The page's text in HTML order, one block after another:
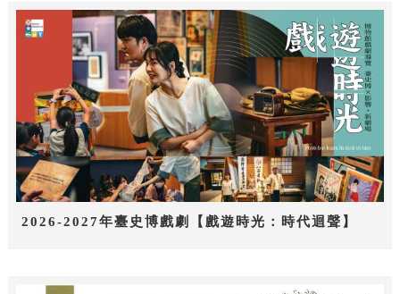
2026-2027年臺史博戲劇【戲遊時光：時代迴聲】